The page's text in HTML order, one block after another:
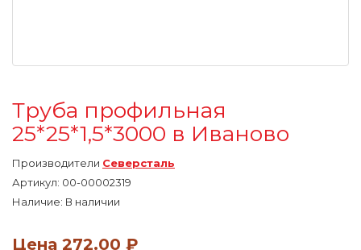
Труба профильная
25*25*1,5*3000 в Иваново
Производители Северсталь
Артикул: 00-00002319
Наличие: В наличии
Цена 272.00 ₽